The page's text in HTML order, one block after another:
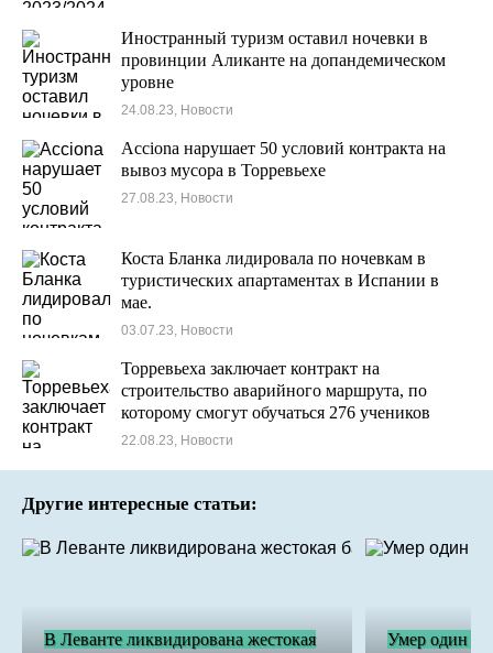
Иностранный туризм оставил ночевки в
провинции Аликанте на допандемическом
уровне
24.08.23, Новости
Acciona нарушает 50 условий контракта на
вывоз мусора в Торревьехе
27.08.23, Новости
Коста Бланка лидировала по ночевкам в
туристических апартаментах в Испании в
мае.
03.07.23, Новости
Торревьеха заключает контракт на
строительство аварийного маршрута, по
которому смогут обучаться 276 учеников
школы № 14.
22.08.23, Новости
Другие интересные статьи:
В Леванте ликвидирована жестокая
Умер один из